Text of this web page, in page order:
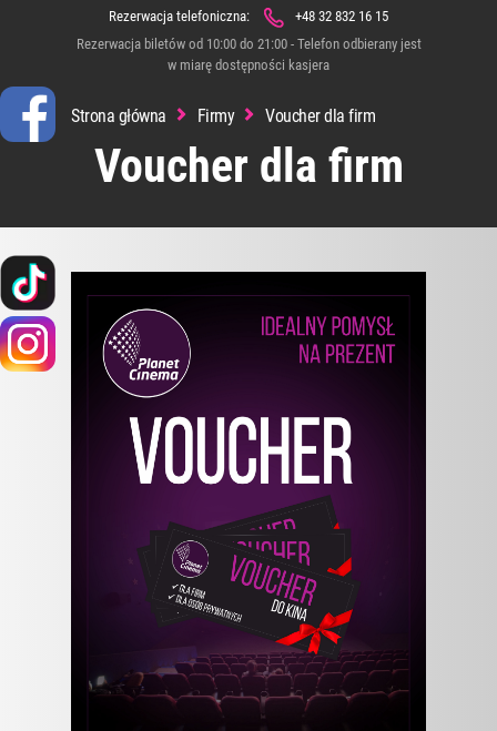
Rezerwacja telefoniczna:
+48 32 832 16 15
Rezerwacja biletów od 10:00 do 21:00 - Telefon odbierany jest
w miarę dostępności kasjera
Strona główna Firmy Voucher dla firm
Voucher dla firm